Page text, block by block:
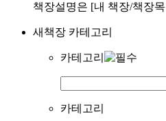
책장설명은 [내 책장/책장
새책장 카테고리
카테고리
카테고리